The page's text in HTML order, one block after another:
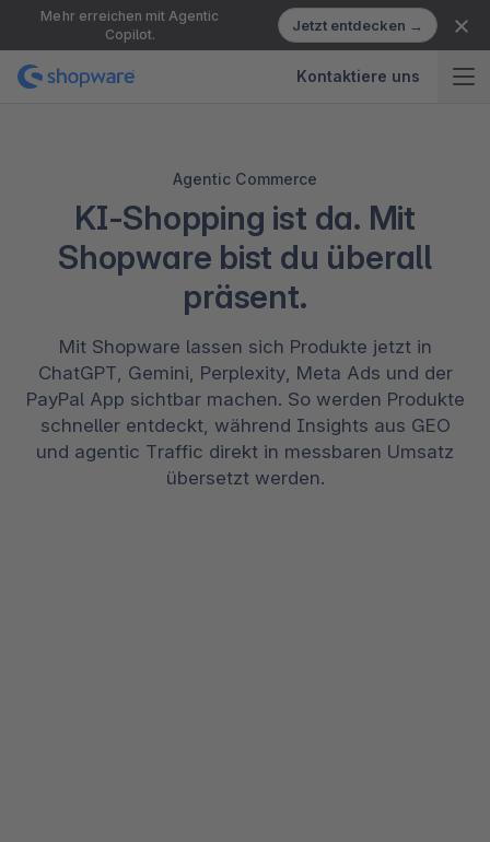
Mehr erreichen mit Agentic
Copilot.
Jetzt entdecken →
Kontaktiere uns
Agentic Commerce
KI-Shopping ist da. Mit
Shopware bist du überall
präsent.
Mit Shopware lassen sich Produkte jetzt in
ChatGPT, Gemini, Perplexity, Meta Ads und der
PayPal App sichtbar machen. So werden Produkte
schneller entdeckt, während Insights aus GEO
und agentic Traffic direkt in messbaren Umsatz
übersetzt werden.